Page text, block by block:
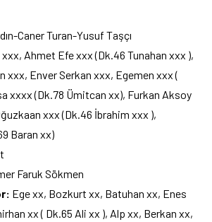
Caner Turan-Yusuf Taşçı
Ahmet Efe xxx (Dk.46 Tunahan xxx ),
xxx, Enver Serkan xxx, Egemen xxx (
xxxx (Dk.78 Ümitcan xx), Furkan Aksoy
xxx (Dk.46 İbrahim xxx ),
Baran xx)
Faruk Sökmen
Ege xx, Bozkurt xx, Batuhan xx, Enes
xx ( Dk.65 Ali xx ), Alp xx, Berkan xx,